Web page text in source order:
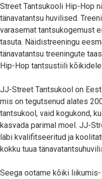
Street Tantsukooli Hip-Hop
tänavatantsu huvilised.
varasemat tantsukogemust
tasuta. Näidistreeningu
tänavatantsu treeningute
Hip-Hop tantsustiili
JJ-Street Tantsukool on
mis on tegutsenud alates
tantsukool, vaid kogukond,
kasvada parimal moel. JJ-
läbi kvalifitseeritud ja
kokku tuua
Seega ootame kõiki